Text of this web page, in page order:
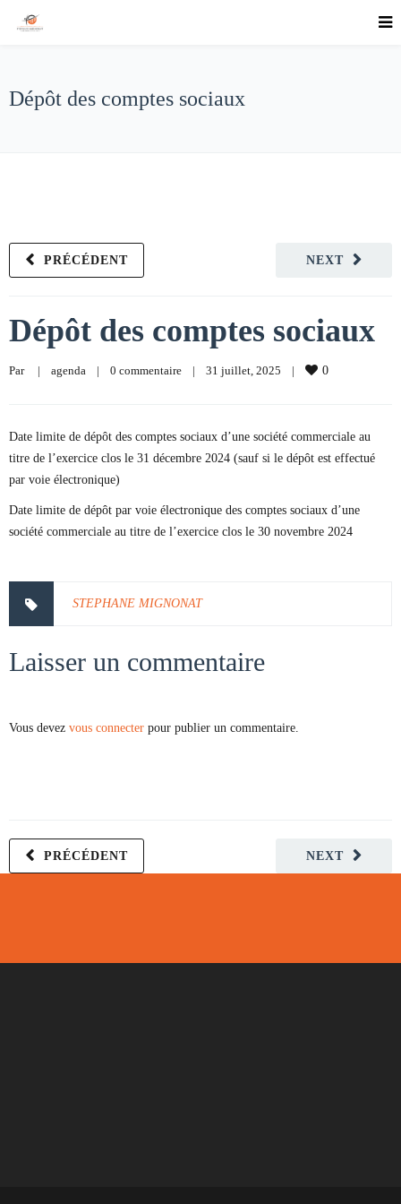
Dépôt des comptes sociaux
NEXT
PRÉCÉDENT
Dépôt des comptes sociaux
Par | agenda | 0 commentaire | 31 juillet, 2025 | 0
Date limite de dépôt des comptes sociaux d’une société commerciale au
titre de l’exercice clos le 31 décembre 2024 (sauf si le dépôt est effectué
par voie électronique)
Date limite de dépôt par voie électronique des comptes sociaux d’une
société commerciale au titre de l’exercice clos le 30 novembre 2024
STEPHANE MIGNONAT
Laisser un commentaire
Vous devez vous connecter pour publier un commentaire.
NEXT
PRÉCÉDENT